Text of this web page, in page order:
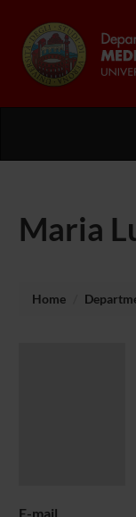
Maria
Home
E-mail